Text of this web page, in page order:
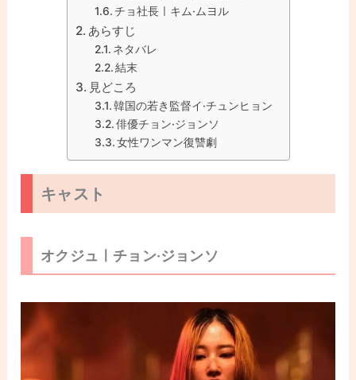
チョ社長ㅣキム·ムヨル
あらすじ
ネタバレ
結末
見どころ
韓国の若き監督イ·チュンヒョン
俳優チョン·ジョンソ
女性ワンマン復讐劇
キャスト
オクジュㅣチョン·ジョンソ